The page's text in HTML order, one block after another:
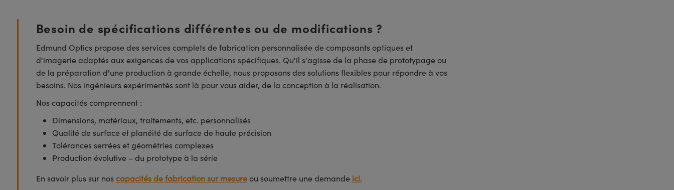
Besoin de spécifications différentes ou de modifications ?
Edmund Optics propose des services complets de fabrication personnalisée de composants optiques et
d'imagerie adaptés aux exigences de vos applications spécifiques. Qu'il s'agisse de la phase de prototypage ou
de la préparation d'une production à grande échelle, nous proposons des solutions flexibles pour répondre à vos
besoins. Nos ingénieurs expérimentés sont là pour vous aider, de la conception à la réalisation.
Nos capacités comprennent :
Dimensions, matériaux, traitements, etc. personnalisés
Qualité de surface et planéité de surface de haute précision
Tolérances serrées et géométries complexes
Production évolutive – du prototype à la série
En savoir plus sur nos capacités de fabrication sur mesureou soumettre une demande ici.